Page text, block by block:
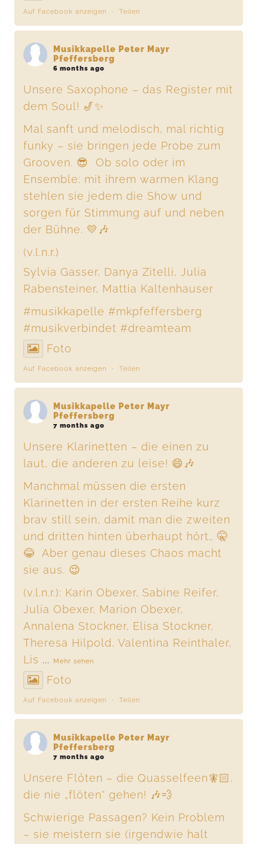
Auf Facebook anzeigen · Teilen
Musikkapelle Peter Mayr
Pfeffersberg
6 months ago
Unsere Saxophone – das Register mit
dem Soul! 🎷✨
Mal sanft und melodisch, mal richtig
funky – sie bringen jede Probe zum
Grooven. 😎 Ob solo oder im
Ensemble: mit ihrem warmen Klang
stehlen sie jedem die Show und
sorgen für Stimmung auf und neben
der Bühne. 💛🎶
(v.l.n.r.)
Sylvia Gasser, Danya Zitelli, Julia
Rabensteiner, Mattia Kaltenhauser
#musikkapelle #mkpfeffersberg
#musikverbindet #dreamteam
Foto
Auf Facebook anzeigen · Teilen
Musikkapelle Peter Mayr
Pfeffersberg
7 months ago
Unsere Klarinetten – die einen zu
laut, die anderen zu leise! 😄🎶
Manchmal müssen die ersten
Klarinetten in der ersten Reihe kurz
brav still sein, damit man die zweiten
und dritten hinten überhaupt hört… 🤫
😂 Aber genau dieses Chaos macht
sie aus. 😉
(v.l.n.r.): Karin Obexer, Sabine Reifer,
Julia Obexer, Marion Obexer,
Annalena Stockner, Elisa Stockner,
Theresa Hilpold, Valentina Reinthaler,
Lis ... Mehr sehen
Foto
Auf Facebook anzeigen · Teilen
Musikkapelle Peter Mayr
Pfeffersberg
7 months ago
Unsere Flöten – die Quasselfeen🧚🏻,
die nie „flöten“ gehen! 🎶💨
Schwierige Passagen? Kein Problem
– sie meistern sie (irgendwie halt